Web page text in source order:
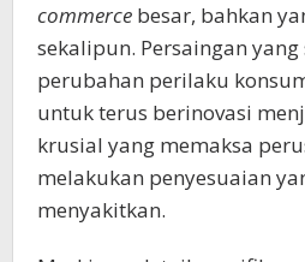
commerce besar, bahkan
sekalipun. Persaingan
perubahan perilaku
untuk terus berinovasi
krusial yang memaksa
melakukan penyesuaian
menyakitkan.